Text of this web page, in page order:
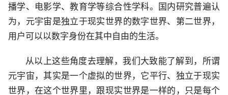
播学、电影学、教育学等综合性学科。国内研究普遍认
为，元宇宙是独立于现实世界的数字世界、第二世界，
用户可以以数字身份在其中自由的生活。
从以上这些角度去理解，我们大致能了解到，所谓
元宇宙，其实是一个虚拟的世界，它平行、独立于现实
世界，在这个世界里，跟现实世界是一样的，只是每个